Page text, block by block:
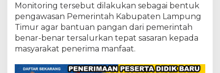
n
K
e
a
d
P
Monitoring tersebut dilakukan sebagai bentuk
pengawasan Pemerintah Kabupaten Lampung
Timur agar bantuan pangan dari pemerintah
benar-benar tersalurkan tepat sasaran kepada
masyarakat penerima manfaat.